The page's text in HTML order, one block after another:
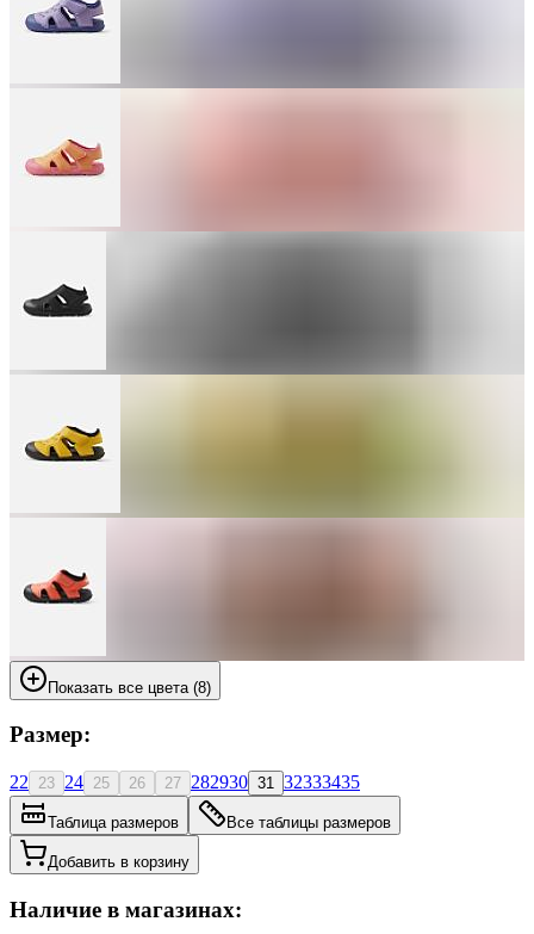
Показать все цвета (8)
Размер:
22 23 24 25 26 27 282930 31 32333435
Таблица размеров Все таблицы размеров
Добавить в корзину
Наличие в магазинах: